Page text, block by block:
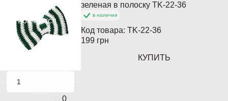
Кончается
0
зеленая в полоску TK-22-36
в наличии
Код товара: TK-22-36
199 грн
КУПИТЬ